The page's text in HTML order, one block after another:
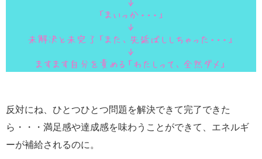
反対にね、ひとつひとつ問題を解決できて完了できた
ら・・・満足感や達成感を味わうことができて、エネルギ
ーが補給されるのに。